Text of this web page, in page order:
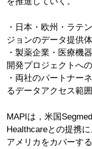
・日本・欧州・ラテ
ジョンのデータ提供
・製薬企業・医療機
開発プロジェクトへ
・両社のパートナー
るデータアクセス範
MAPIは，米国
Healthcareとの提携
アメリカをカバーす